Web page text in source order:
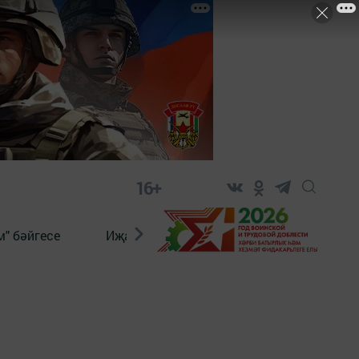
16+
бәйгесе Иҗат Реклама Онлайн